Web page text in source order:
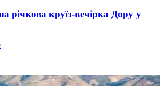
річкова круїз-вечірка Дору у